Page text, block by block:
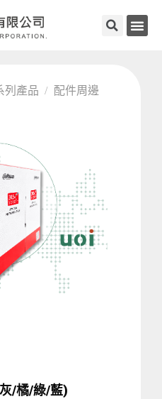
列產品 / 配件周邊
/橘/綠/藍)